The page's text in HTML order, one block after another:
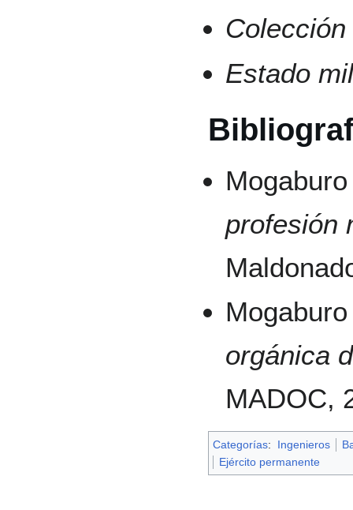
Estado
profesión
orgánica
MADOC,
Categorías: Ingenieros
Ejército permanente